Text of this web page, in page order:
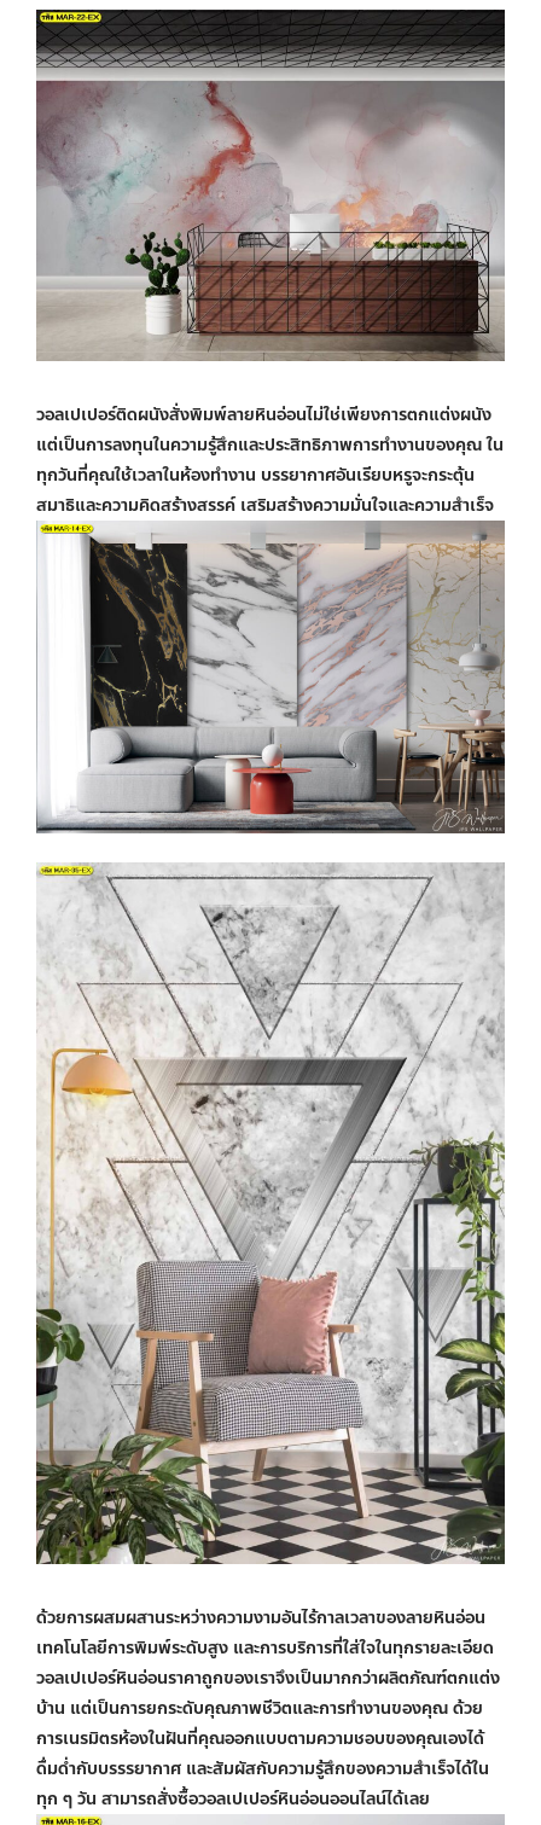
วอลเปเปอร์ติดผนังสั่งพิมพ์ลายหินอ่อนไม่ใช่เพียงการตกแต่งผนัง
แต่เป็นการลงทุนในความรู้สึกและประสิทธิภาพการทำงานของคุณ ใน
ทุกวันที่คุณใช้เวลาในห้องทำงาน บรรยากาศอันเรียบหรูจะกระตุ้น
สมาธิและความคิดสร้างสรรค์ เสริมสร้างความมั่นใจและความสำเร็จ
ด้วยการผสมผสานระหว่างความงามอันไร้กาลเวลาของลายหินอ่อน
เทคโนโลยีการพิมพ์ระดับสูง และการบริการที่ใส่ใจในทุกรายละเอียด
วอลเปเปอร์หินอ่อนราคาถูกของเราจึงเป็นมากกว่าผลิตภัณฑ์ตกแต่ง
บ้าน แต่เป็นการยกระดับคุณภาพชีวิตและการทำงานของคุณ ด้วย
การเนรมิตรห้องในฝันที่คุณออกแบบตามความชอบของคุณเองได้
ดื่มด่ำกับบรรรยากาศ และสัมผัสกับความรู้สึกของความสำเร็จได้ใน
ทุก ๆ วัน สามารถสั่งซื้อวอลเปเปอร์หินอ่อนออนไลน์ได้เลย